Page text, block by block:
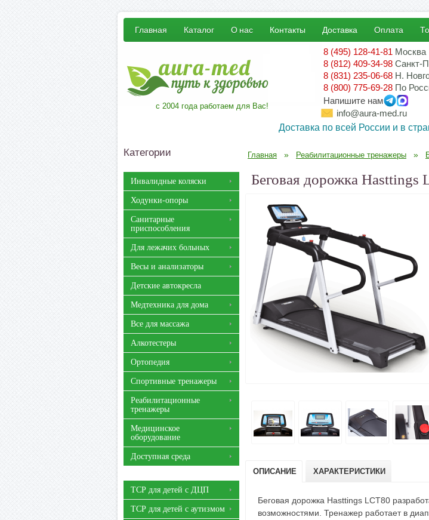
Главная Каталог О нас Контакты Доставка Оплата
с 2004 года работаем для Вас!
8 (495) 128-41-81 Москва
8 (812) 409-34-98 Санкт-
8 (831) 235-06-68 Н.
8 (800) 775-69-28 По
Напишите нам
info@aura-med.ru
Доставка по всей России и в
Категории
Инвалидные коляски
Ходунки-опоры
Санитарные
приспособления
Для лежачих больных
Весы и анализаторы
Детские автокресла
Медтехника для дома
Все для массажа
Алкотестеры
Ортопедия
Спортивные тренажеры
Реабилитационные
тренажеры
Медицинское
оборудование
Доступная среда
ТСР для детей с ДЦП
ТСР для детей с аутизмом
Главная » Реабилитационные тренажеры »
Беговая дорожка Hasttings
ОПИСАНИЕ ХАРАКТЕРИСТИКИ
Беговая дорожка Hasttings LCT80
возможностями. Тренажер работает в